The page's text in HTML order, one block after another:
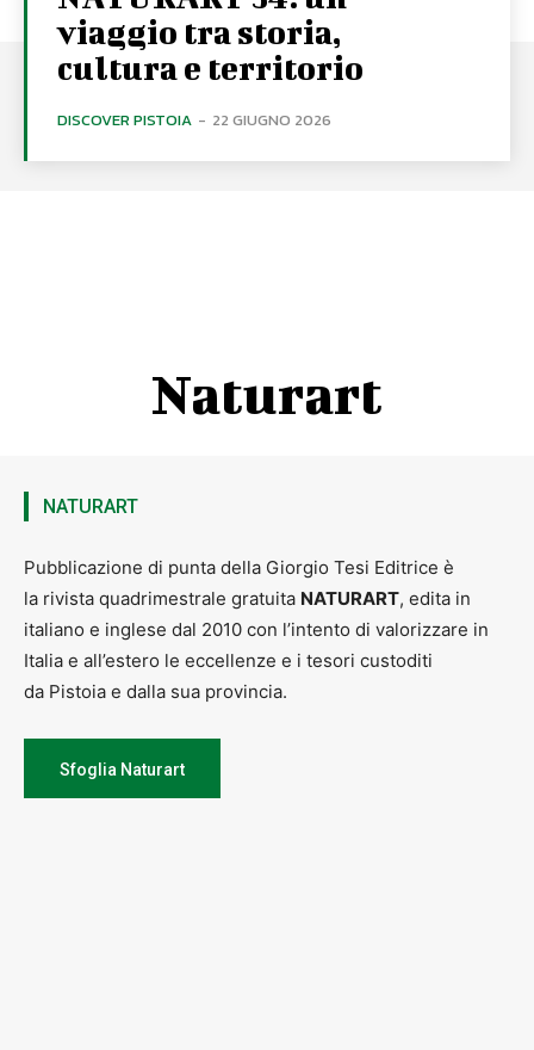
viaggio tra storia,
cultura e territorio
DISCOVER PISTOIA - 22 GIUGNO 2026
Naturart
NATURART
Pubblicazione di punta della Giorgio Tesi Editrice è
la rivista quadrimestrale gratuita NATURART, edita in
italiano e inglese dal 2010 con l’intento di valorizzare in
Italia e all’estero le eccellenze e i tesori custoditi
da Pistoia e dalla sua provincia.
Sfoglia Naturart